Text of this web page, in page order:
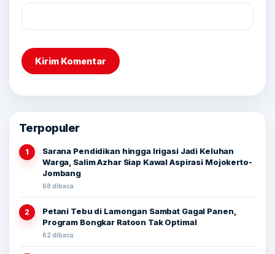
Terpopuler
1
Sarana Pendidikan hingga Irigasi Jadi Keluhan
Warga, Salim Azhar Siap Kawal Aspirasi Mojokerto-
Jombang
68 dibaca
2
Petani Tebu di Lamongan Sambat Gagal Panen,
Program Bongkar Ratoon Tak Optimal
62 dibaca